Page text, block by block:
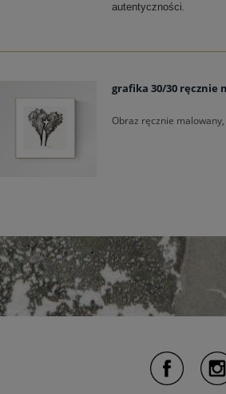
autentyczności.
grafika 30/30 ręcznie
Obraz ręcznie